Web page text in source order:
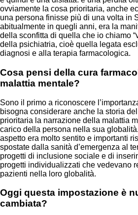
ovviamente la cosa prioritaria, anche
una persona finisse più di una volta in
abitualmente in quegli anni, era la
della sconfitta di quella che io chiamo
della psichiatria, cioè quella legata
diagnosi e alla terapia farmacologica.
Cosa pensi della cura
malattia mentale?
Sono il primo a riconoscere
bisogna considerare anche la storia
prioritaria la narrazione della malattia
carico della persona nella sua
aspetto era molto sentito e importanti
spostate dalla sanità d’emergenza al
progetti di inclusione sociale e di
progetti individualizzati che vedevano
pazienti nella loro globalità.
Oggi questa impostazione è
cambiata?